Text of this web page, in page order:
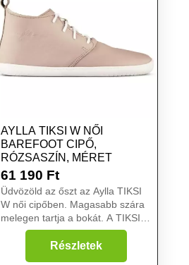
AYLLA TIKSI W NŐI
BAREFOOT CIPŐ,
RÓZSASZÍN, MÉRET
61 190 Ft
Üdvözöld az őszt az Aylla TIKSI
W női cipőben. Magasabb szára
melegen tartja a bokát. A TIKSI
Földet jelent kecsua nyelven,
vagyis tartsd lábaidat a földön....
Részletek